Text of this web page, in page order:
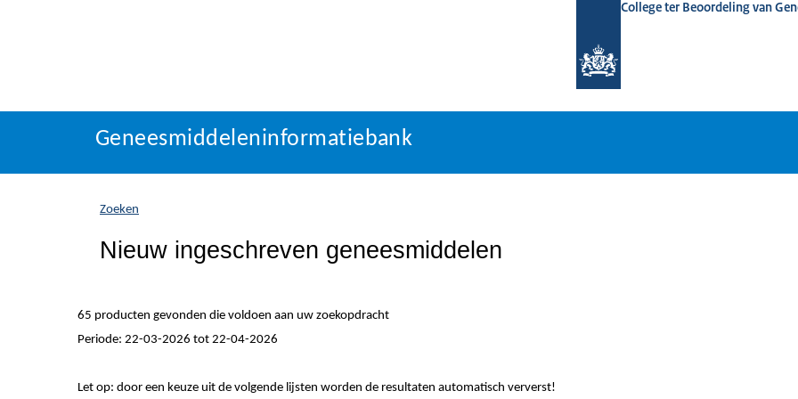
College ter Beoordeling van
Geneesmiddeleninformatiebank
U
zich
hier:
Geneesmiddeleninformatiebank
Zoeken
Nieuw ingeschreven geneesmiddelen
65 producten gevonden die voldoen aan uw zoekopdracht
Periode: 22-03-2026 tot 22-04-2026
Let op: door een keuze uit de volgende lijsten worden de resultaten automatisch ververst!